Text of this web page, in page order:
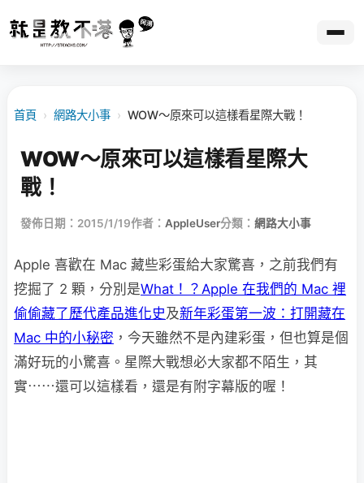
首頁 › 網路大小事 › WOW～原來可以這樣看星際大戰！
WOW～原來可以這樣看星際大
戰！
發佈日期：2015/1/19作者： AppleUser分類： 網路大小事
Apple 喜歡在 Mac 藏些彩蛋給大家驚喜，之前我們有
挖掘了 2 顆，分別是What！？Apple 在我們的 Mac 裡
偷偷藏了歷代產品進化史及新年彩蛋第一波：打開藏在
Mac 中的小秘密 ，今天雖然不是內建彩蛋，但也算是個
滿好玩的小驚喜。星際大戰想必大家都不陌生，其
實⋯⋯還可以這樣看，還是有附字幕版的喔！